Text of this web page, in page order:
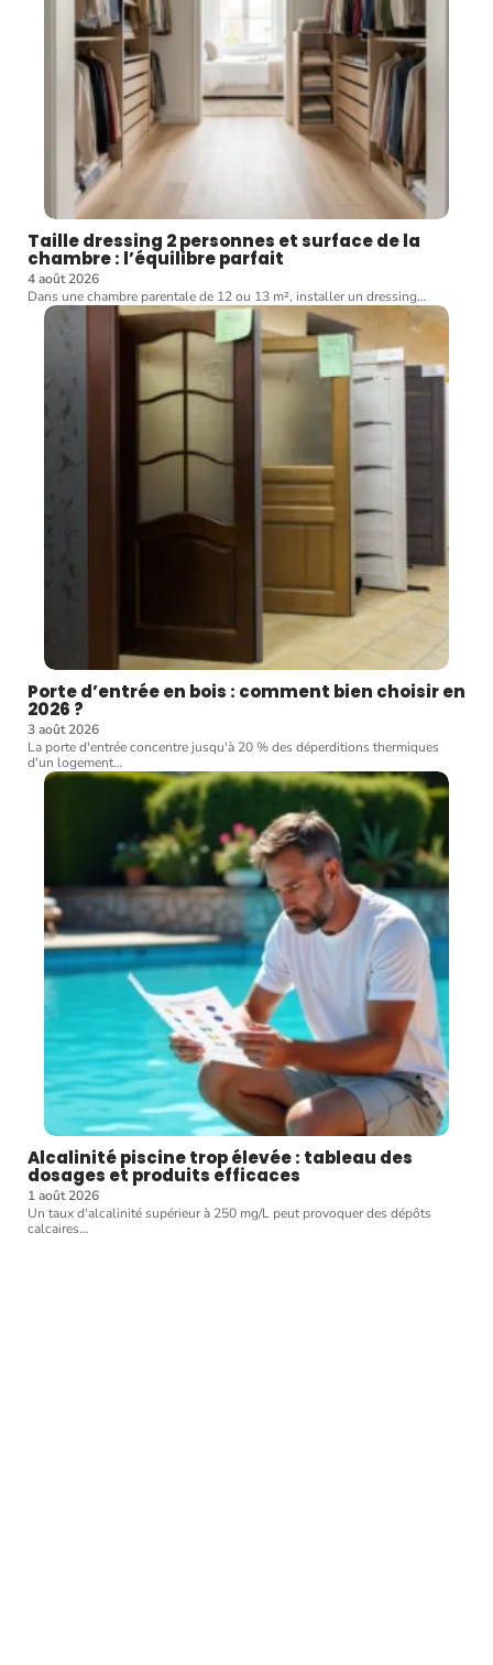
Taille dressing 2 personnes et surface de la
chambre : l’équilibre parfait
4 août 2026
Dans une chambre parentale de 12 ou 13 m², installer un dressing…
Porte d’entrée en bois : comment bien choisir en
2026 ?
3 août 2026
La porte d'entrée concentre jusqu'à 20 % des déperditions thermiques
d'un logement…
Alcalinité piscine trop élevée : tableau des
dosages et produits efficaces
1 août 2026
Un taux d'alcalinité supérieur à 250 mg/L peut provoquer des dépôts
calcaires…